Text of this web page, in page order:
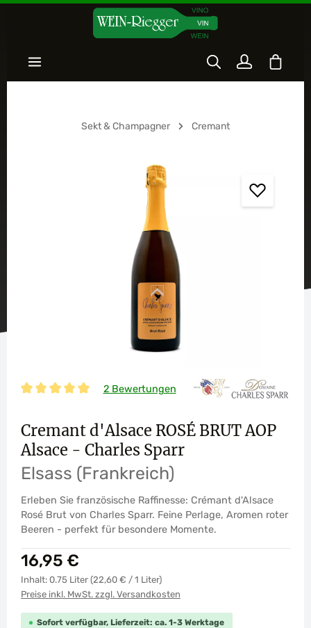
Zum Hauptinhalt springen
Sekt & Champagner Cremant
2 Bewertungen
Cremant d'Alsace ROSÉ BRUT AOP
Alsace - Charles Sparr
Elsass (Frankreich)
Erleben Sie französische Raffinesse: Crémant d'Alsace
Rosé Brut von Charles Sparr. Feine Perlage, Aromen roter
Beeren - perfekt für besondere Momente.
Regulärer Preis:
16,95 €
Inhalt: 0.75 Liter (22,60 € / 1 Liter)
Preise inkl. MwSt. zzgl. Versandkosten
Sofort verfügbar, Lieferzeit: ca. 1-3 Werktage